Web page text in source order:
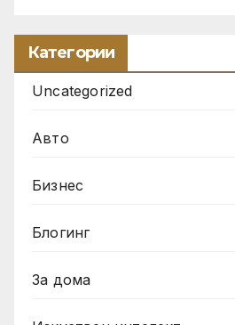
Категории
Uncategorized
Авто
Бизнес
Блогинг
За дома